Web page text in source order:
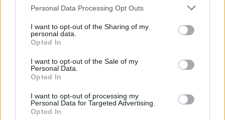
Please note that this website/app uses one or more Google
not limited to your visit or usage behaviour. You may click to
grant or deny consent to Google and its third-party tags to
use your data for below specified purposes in below Google
consent section.
Personal Data Processing Opt Outs
I want to opt-out of the Sharing of my
personal data.
Opted In
I want to opt-out of the Sale of my
Personal Data.
Opted In
I want to opt-out of processing my
Personal Data for Targeted Advertising.
Opted In
η επαγρύπνηση και η κριτική σκέψη. Μην
ανοίγετε ποτέ συνδέσμους από αγνώστους